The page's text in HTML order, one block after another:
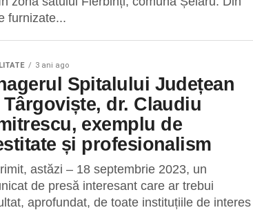
furnizate...
3 ani ago
Spitalului Județean
dr. Claudiu
exemplu de
și profesionalism
astăzi – 18 septembrie 2023, un
de presă interesant care ar trebui
aprofundat, de toate instituțiile de interes